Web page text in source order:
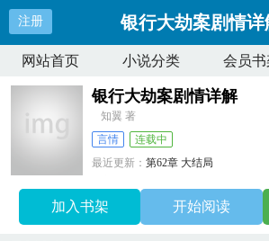
注册 银行大劫案剧情详
网站首页 小说分类 会员书
银行大劫案剧情详解
知翼 著
言情
连载中
最近更新：第62章 大结局
加入书架 开始阅读